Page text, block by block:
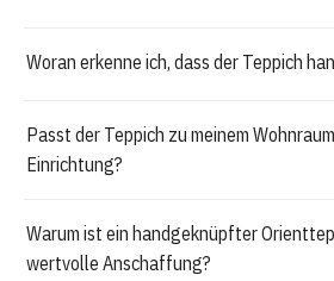
Woran erkenne ich, dass der Teppich
Passt der Teppich zu meinem
Einrichtung?
Warum ist ein handgeknüpfter
wertvolle Anschaffung?